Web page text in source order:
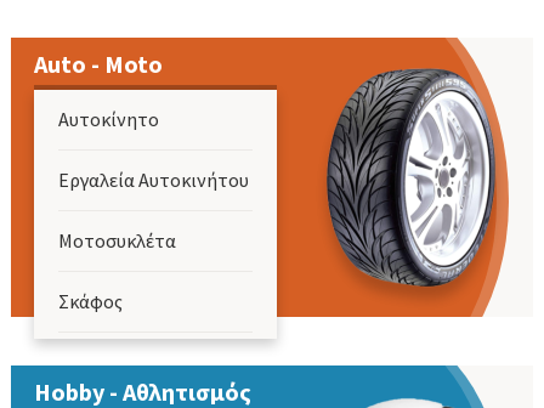
Main
navigation
Auto - Moto
Αυτοκίνητο
Εργαλεία Αυτοκινήτου
Μοτοσυκλέτα
Σκάφος
Hobby - Αθλητισμός